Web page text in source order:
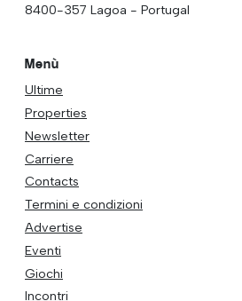
8400-357 Lagoa - Portugal
Menù
Ultime
Properties
Newsletter
Carriere
Contacts
Termini e condizioni
Advertise
Eventi
Giochi
Incontri